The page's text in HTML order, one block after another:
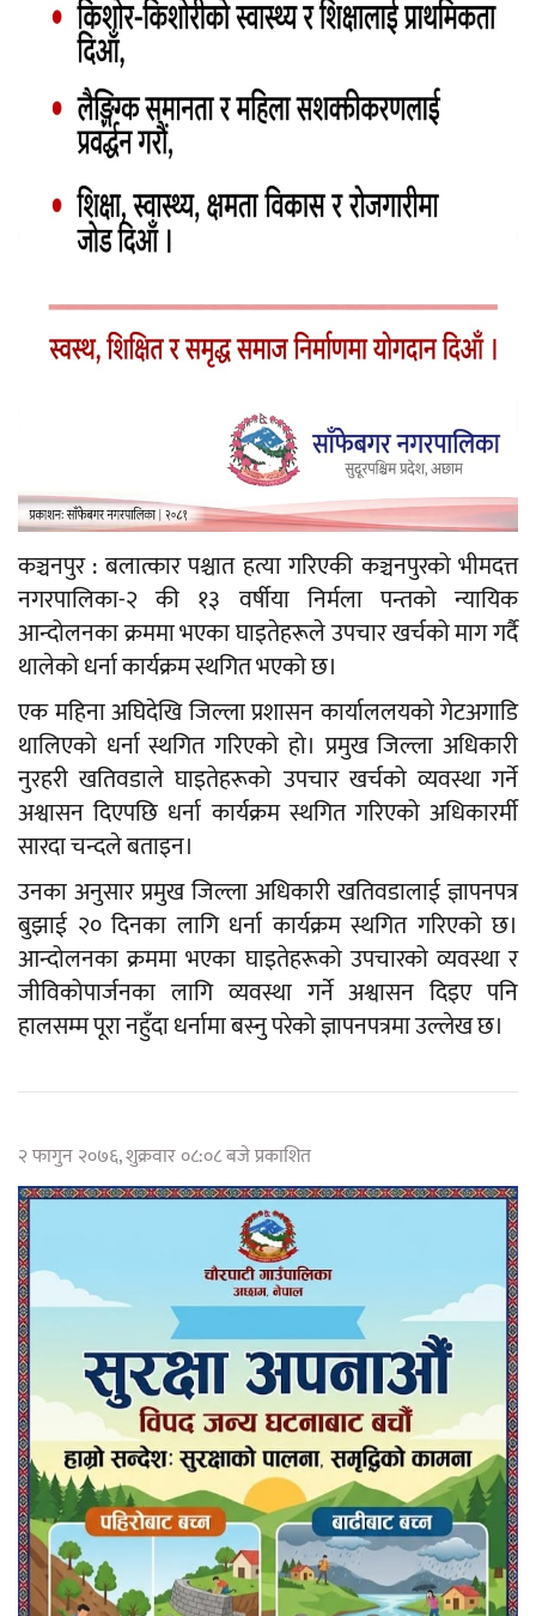
कञ्चनपुर : बलात्कार पश्चात हत्या गरिएकी कञ्चनपुरको भीमदत्त
नगरपालिका-२ की १३ वर्षीया निर्मला पन्तको न्यायिक
आन्दोलनका क्रममा भएका घाइतेहरूले उपचार खर्चको माग गर्दै
थालेको धर्ना कार्यक्रम स्थगित भएको छ।
एक महिना अघिदेखि जिल्ला प्रशासन कार्याललयको गेटअगाडि
थालिएको धर्ना स्थगित गरिएको हो। प्रमुख जिल्ला अधिकारी
नुरहरी खतिवडाले घाइतेहरूको उपचार खर्चको व्यवस्था गर्ने
अश्वासन दिएपछि धर्ना कार्यक्रम स्थगित गरिएको अधिकारर्मी
सारदा चन्दले बताइन।
उनका अनुसार प्रमुख जिल्ला अधिकारी खतिवडालाई ज्ञापनपत्र
बुझाई २० दिनका लागि धर्ना कार्यक्रम स्थगित गरिएको छ।
आन्दोलनका क्रममा भएका घाइतेहरूको उपचारको व्यवस्था र
जीविकोपार्जनका लागि व्यवस्था गर्ने अश्वासन दिइए पनि
हालसम्म पूरा नहुँदा धर्नामा बस्नु परेको ज्ञापनपत्रमा उल्लेख छ।
२ फागुन २०७६, शुक्रवार ०८:०८ बजे प्रकाशित